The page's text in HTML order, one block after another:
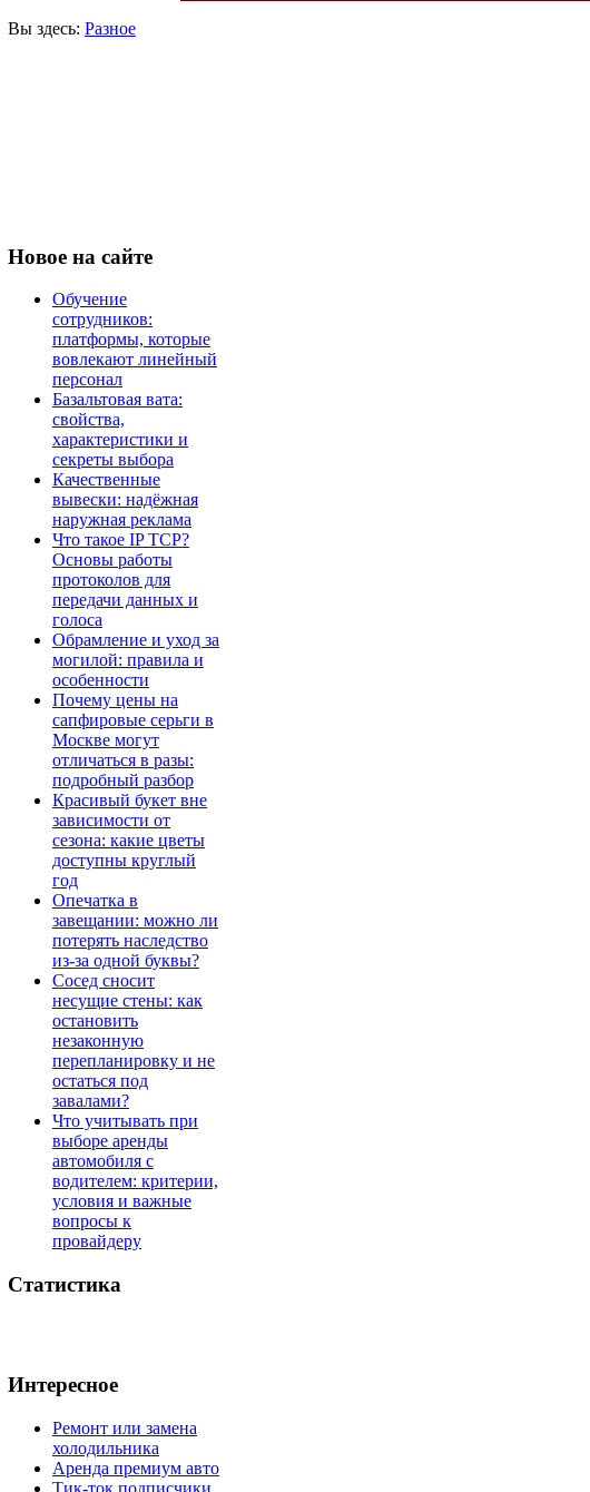
Вы здесь: Разное
Новое на сайте
Обучение
сотрудников:
платформы, которые
вовлекают линейный
персонал
Базальтовая вата:
свойства,
характеристики и
секреты выбора
Качественные
вывески: надёжная
наружная реклама
Что такое IP TCP?
Основы работы
протоколов для
передачи данных и
голоса
Обрамление и уход за
могилой: правила и
особенности
Почему цены на
сапфировые серьги в
Москве могут
отличаться в разы:
подробный разбор
Красивый букет вне
зависимости от
сезона: какие цветы
доступны круглый
год
Опечатка в
завещании: можно ли
потерять наследство
из-за одной буквы?
Сосед сносит
несущие стены: как
остановить
незаконную
перепланировку и не
остаться под
завалами?
Что учитывать при
выборе аренды
автомобиля с
водителем: критерии,
условия и важные
вопросы к
провайдеру
Статистика
Интересное
Ремонт или замена
холодильника
Аренда премиум авто